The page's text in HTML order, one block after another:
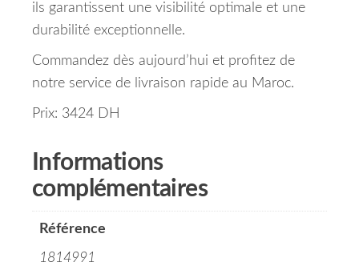
ils garantissent une visibilité optimale et une
durabilité exceptionnelle.
Commandez dès aujourd’hui et profitez de
notre service de livraison rapide au Maroc.
Prix: 3424 DH
Informations
complémentaires
Référence
1814991